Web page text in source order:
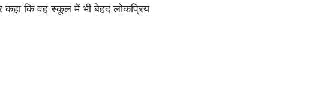
कि वह स्कूल में भी बेहद लोकप्रिय